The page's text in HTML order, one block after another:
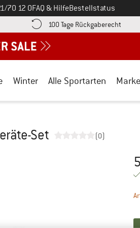
an unter
70 12 0FAQ & HilfeBestellstatus
Öffnet sich in einer Infobox
100 Tage Rückgaberecht
Winter Alle Sportarten
Set (0)